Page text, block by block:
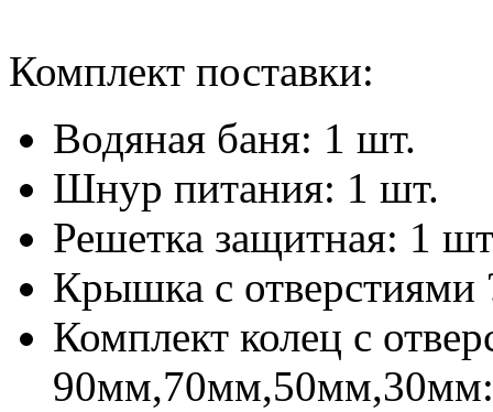
Комплект поставки:
Водяная баня: 1 шт.
Шнур питания: 1 шт.
Решетка защитная: 1
Крышка с
Комплект колец с